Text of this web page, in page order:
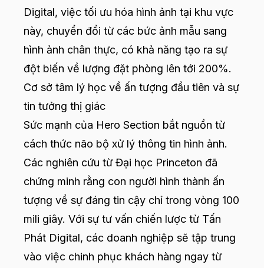
Digital, việc tối ưu hóa hình ảnh tại khu vực
này, chuyển đổi từ các bức ảnh mẫu sang
hình ảnh chân thực, có khả năng tạo ra sự
đột biến về lượng đặt phòng lên tới 200%.
Cơ sở tâm lý học về ấn tượng đầu tiên và sự
tin tưởng thị giác
Sức mạnh của Hero Section bắt nguồn từ
cách thức não bộ xử lý thông tin hình ảnh.
Các nghiên cứu từ Đại học Princeton đã
chứng minh rằng con người hình thành ấn
tượng về sự đáng tin cậy chỉ trong vòng 100
mili giây. Với sự tư vấn chiến lược từ Tấn
Phát Digital, các doanh nghiệp sẽ tập trung
vào việc chinh phục khách hàng ngay từ